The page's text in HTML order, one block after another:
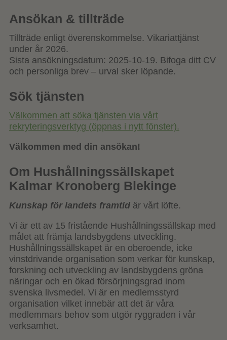
Ansökan & tillträde
Tillträde enligt överenskommelse. Vikariattjänst
under år 2026.
Sista ansökningsdatum: 2025-10-19. Bifoga ditt CV
och personliga brev – urval sker löpande.
Sök tjänsten
Välkommen att söka tjänsten via vårt
rekryteringsverktyg (öppnas i nytt fönster).
Välkommen med din ansökan!
Om Hushållningssällskapet
Kalmar Kronoberg Blekinge
Kunskap för landets framtid är vårt löfte.
Vi är ett av 15 fristående Hushållningssällskap med
målet att främja landsbygdens utveckling.
Hushållningssällskapet är en oberoende, icke
vinstdrivande organisation som verkar för kunskap,
forskning och utveckling av landsbygdens gröna
näringar och en ökad försörjningsgrad inom
svenska livsmedel. Vi är en medlemsstyrd
organisation vilket innebär att det är våra
medlemmars behov som utgör ryggraden i vår
verksamhet.